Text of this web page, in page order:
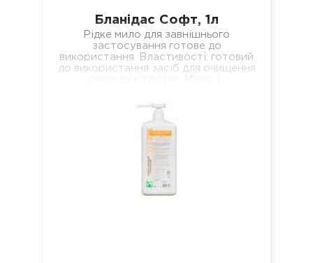
Бланідас Софт, 1л
Рідке мило для завнішнього
застосування готове до
використання. Властивості: готовий
до використання засіб для очищення